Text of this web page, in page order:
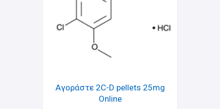
Αγοράστε 2C-D pellets 25mg
Online